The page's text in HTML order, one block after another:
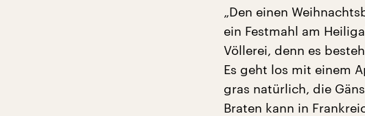
„Den einen
ein Festmahl am
Völlerei, denn es
Es geht los mit einem
gras natürlich, die
Braten kann in